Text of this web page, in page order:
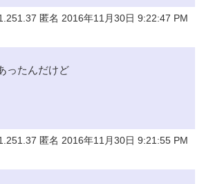
匿名 2016年11月30日 9:22:47 PM
ったんだけど
匿名 2016年11月30日 9:21:55 PM